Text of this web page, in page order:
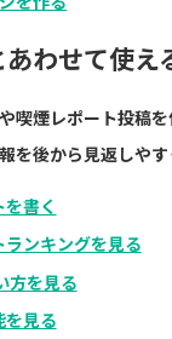
わせて使え
喫煙レポート投稿を
を後から見返しやす
書く
ンキングを見る
方を見る
を見る